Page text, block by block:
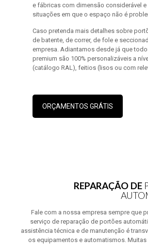
e fábricas com dimensão considerável
situações em que o espaço não é
Caso pretenda mais detalhes sobre
de batente, de correr, de fole e
empresa. Adiantamos desde já que
premium são 100% personalizáveis a
(catálogo RAL), feitios (lisos ou com
ORÇAMENTOS GRÁTIS
REPARAÇÃO DE
Fale com a nossa empresa sempre que
serviço de reparação de portões
assistência técnica e de manutenção é
os equipamentos e automatismos. Muitas